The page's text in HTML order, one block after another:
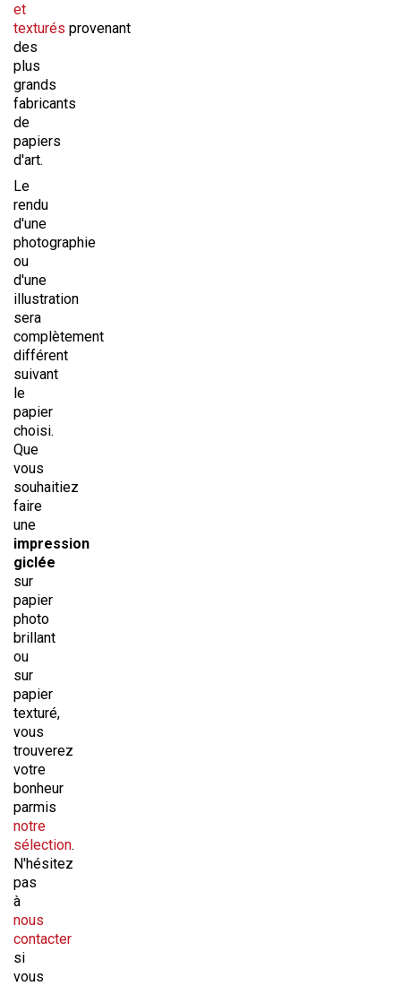
et
texturés provenant
des
plus
grands
fabricants
de
papiers
d'art.
Le
rendu
d'une
photographie
ou
d'une
illustration
sera
complètement
différent
suivant
le
papier
choisi.
Que
vous
souhaitiez
faire
une
impression
giclée
sur
papier
photo
brillant
ou
sur
papier
texturé,
vous
trouverez
votre
bonheur
parmis
notre
sélection.
N'hésitez
pas
à
nous
contacter
si
vous